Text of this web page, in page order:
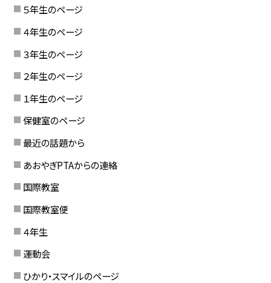
５年生のページ
４年生のページ
３年生のページ
２年生のページ
１年生のページ
保健室のページ
最近の話題から
あおやぎPTAからの連絡
国際教室
国際教室便
４年生
運動会
ひかり・スマイルのページ